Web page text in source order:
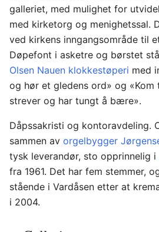
galleriet, med mulighet for
med kirketorg og menighetssal.
ved kirkens inngangsområde til
Døpefont i asketre og børstet
Olsen Nauen klokkestøperi med
og hør et gledens ord» og «Kom
strever og har tungt å bære».
Dåpssakristi og kontoravdeling.
sammen av orgelbygger
tysk leverandør, sto opprinnelig i
fra 1961. Det har fem stemmer,
stående i Vardåsen etter at
i 2004.